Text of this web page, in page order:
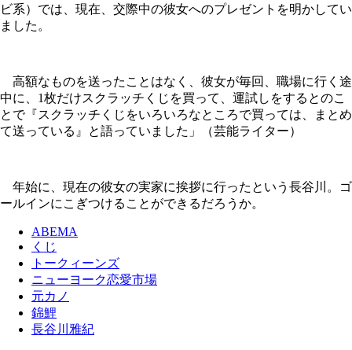
ビ系）では、現在、交際中の彼女へのプレゼントを明かしてい
ました。
高額なものを送ったことはなく、彼女が毎回、職場に行く途
中に、1枚だけスクラッチくじを買って、運試しをするとのこ
とで『スクラッチくじをいろいろなところで買っては、まとめ
て送っている』と語っていました」（芸能ライター）
年始に、現在の彼女の実家に挨拶に行ったという長谷川。ゴ
ールインにこぎつけることができるだろうか。
ABEMA
くじ
トークィーンズ
ニューヨーク恋愛市場
元カノ
錦鯉
長谷川雅紀